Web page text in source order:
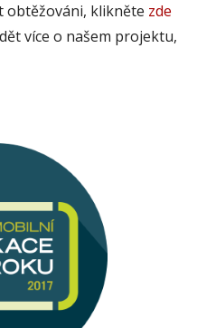
obtěžováni, klikněte zde
více o našem projektu,